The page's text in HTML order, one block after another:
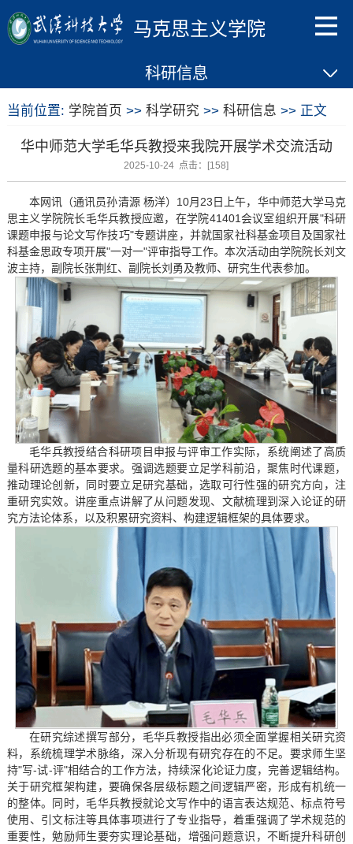
马克思主义学院
科研信息
当前位置: 学院首页 >> 科学研究 >> 科研信息 >> 正文
华中师范大学毛华兵教授来我院开展学术交流活动
2025-10-24 点击：[158]
本网讯（通讯员孙清源 杨洋）10月23日上午，华中师范大学马克
思主义学院院长毛华兵教授应邀，在学院41401会议室组织开展"科研
课题申报与论文写作技巧"专题讲座，并就国家社科基金项目及国家社
科基金思政专项开展"一对一"评审指导工作。本次活动由学院院长刘文
波主持，副院长张荆红、副院长刘勇及教师、研究生代表参加。
毛华兵教授结合科研项目申报与评审工作实际，系统阐述了高质
量科研选题的基本要求。强调选题要立足学科前沿，聚焦时代课题，
推动理论创新，同时要立足研究基础，选取可行性强的研究方向，注
重研究实效。讲座重点讲解了从问题发现、文献梳理到深入论证的研
究方法论体系，以及积累研究资料、构建逻辑框架的具体要求。
在研究综述撰写部分，毛华兵教授指出必须全面掌握相关研究资
料，系统梳理学术脉络，深入分析现有研究存在的不足。要求师生坚
持"写-试-评"相结合的工作方法，持续深化论证力度，完善逻辑结构。
关于研究框架构建，要确保各层级标题之间逻辑严密，形成有机统一
的整体。同时，毛华兵教授就论文写作中的语言表达规范、标点符号
使用、引文标注等具体事项进行了专业指导，着重强调了学术规范的
重要性，勉励师生要夯实理论基础，增强问题意识，不断提升科研创